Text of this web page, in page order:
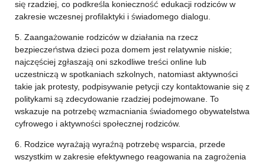
się rzadziej, co podkreśla konieczność edukacji rodziców w
zakresie wczesnej profilaktyki i świadomego dialogu.
5. Zaangażowanie rodziców w działania na rzecz
bezpieczeństwa dzieci poza domem jest relatywnie niskie;
najczęściej zgłaszają oni szkodliwe treści online lub
uczestniczą w spotkaniach szkolnych, natomiast aktywności
takie jak protesty, podpisywanie petycji czy kontaktowanie się z
politykami są zdecydowanie rzadziej podejmowane. To
wskazuje na potrzebę wzmacniania świadomego obywatelstwa
cyfrowego i aktywności społecznej rodziców.
6. Rodzice wyrażają wyraźną potrzebę wsparcia, przede
wszystkim w zakresie efektywnego reagowania na zagrożenia